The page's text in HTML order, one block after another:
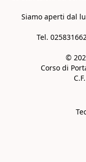
Siamo aperti dal
Tel.
©
Corso di